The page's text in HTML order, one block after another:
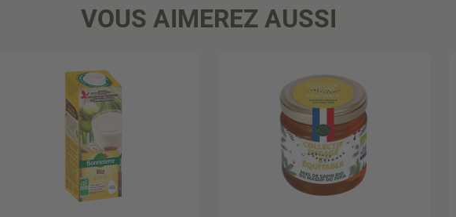
VOUS AIMEREZ AUSSI